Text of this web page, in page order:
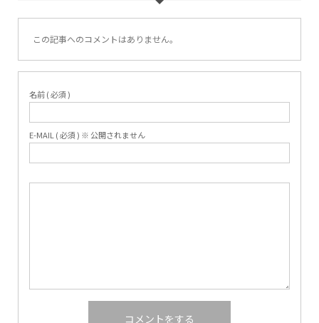
この記事へのコメントはありません。
名前 ( 必須 )
E-MAIL ( 必須 ) ※ 公開されません